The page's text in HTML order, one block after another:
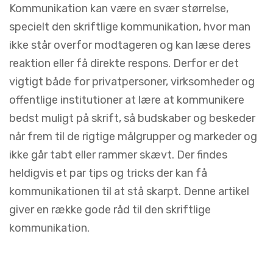
Kommunikation kan være en svær størrelse,
specielt den skriftlige kommunikation, hvor man
ikke står overfor modtageren og kan læse deres
reaktion eller få direkte respons. Derfor er det
vigtigt både for privatpersoner, virksomheder og
offentlige institutioner at lære at kommunikere
bedst muligt på skrift, så budskaber og beskeder
når frem til de rigtige målgrupper og markeder og
ikke går tabt eller rammer skævt. Der findes
heldigvis et par tips og tricks der kan få
kommunikationen til at stå skarpt. Denne artikel
giver en række gode råd til den skriftlige
kommunikation.